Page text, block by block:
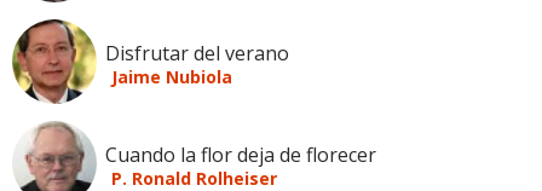
Disfrutar del verano
Jaime Nubiola
Cuando la flor deja de florecer
P. Ronald Rolheiser